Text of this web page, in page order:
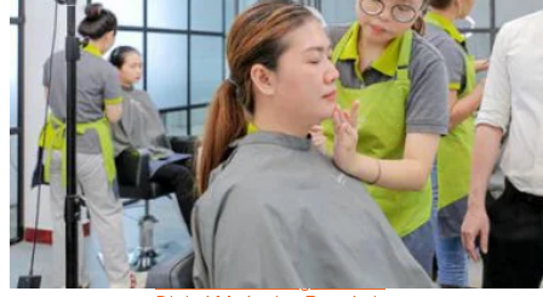
Digital Marketing
Giám Đốc Digital Marketing
Chuyên Viên Social Media
Tiktok Marketing – Tiktok Ads
Thương Mại Điện Tử – Kinh Doanh Thực
Chiến Trên Shopee
Facebook Marketing
Search Engine Optimization (SEO)
Quản Trị Fanpage
Facebook Ads
Google Ads
Content Marketing Đa Kênh